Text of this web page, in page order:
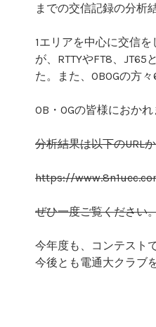
までの交信記録の分析
1エリアを中心に交信
が、RTTYやFT8、
た。また、OBOGの方
OB・OGの皆様におか
分析結果は以下のURL
https://
ぜひ一度ご覧ください
今年度も、コンテスト
今後とも電通大クラブ